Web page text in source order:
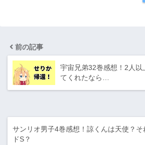
前の記事
宇宙兄弟32巻感想！2人以
てくれたなら…
サンリオ男子4巻感想！諒くんは天使？そ
ドS？